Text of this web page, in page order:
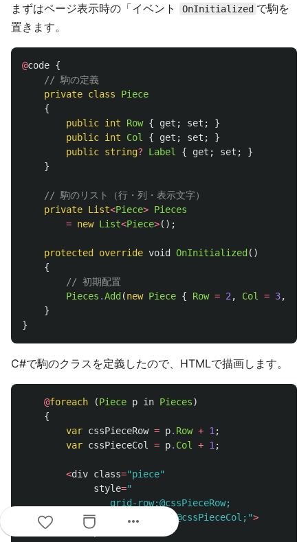
まずはページ表示時の「イベント OnInitialized で駒を
置きます。
@code {
// 駒の定義
private class
Piece
{
public int Row { get ; set ;
}
public int Col { get ; set ;
}
public string? Label { get ; set ;
}
}
// 駒のリスト（行・列・表示文字）
private List<Piece> Pieces
= new List<Piece>();
protected override void OnInitialized ()
{
// 初期配置
Pieces .Add (new Piece { Row = 2 , Col = 3,
}
}
C#で駒のクラスを定義したので、HTMLで描画します。
@foreach (Piece p in Pieces)
{
var cssPieceRow = p. Row + 1 ;
var cssPieceCol = p. Col + 1 ;
<div class="piece"
style="
                grid-row:@cssPieceRow;
                grid-column:@cssPieceCol;"
>
@
more_horiz